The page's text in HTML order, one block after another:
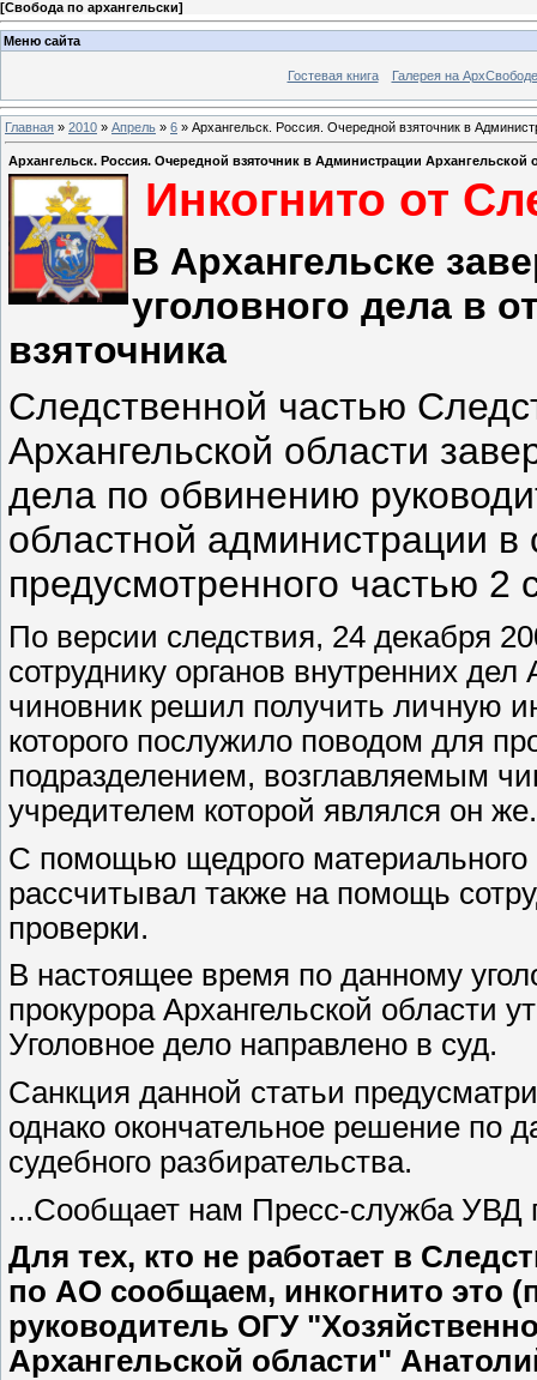
[Свобода по архангельски]
Меню сайта
Гостевая книга Галерея на АрхСвободе
Главная » 2010 » Апрель » 6 » Архангельск. Россия. Очередной взяточник в
Архангельск. Россия. Очередной взяточник в Администрации Архангельской
Инкогнито от
В Архангельске
уголовного дела в
взяточника
Следственной частью
Архангельской области
дела по обвинению
областной администрации
предусмотренного частью 2
По версии следствия, 24 декабря
сотруднику органов внутренних
чиновник решил получить личную
которого послужило поводом для
подразделением, возглавляемым
учредителем которой являлся он же.
С помощью щедрого
рассчитывал также на помощь
проверки.
В настоящее время по данному
прокурора Архангельской области
Уголовное дело направлено в суд.
Санкция данной статьи
однако окончательное решение по
судебного разбирательства.
...Сообщает нам Пресс-служба УВД
Для тех, кто не работает в
по АО сообщаем, инкогнито это
руководитель ОГУ
Архангельской области"